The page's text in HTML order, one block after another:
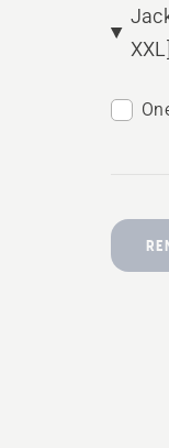
XXL]